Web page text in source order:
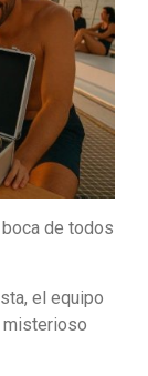
de todos
el equipo
misterioso